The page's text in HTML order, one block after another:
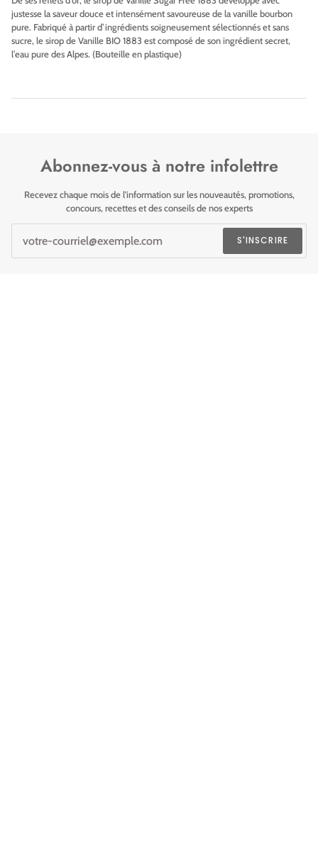
justesse la saveur douce et intensément savoureuse de la vanille bourbon
pure. Fabriqué à partir d’ingrédients soigneusement sélectionnés et sans
sucre, le sirop de Vanille BIO 1883 est composé de son ingrédient secret,
l’eau pure des Alpes. (Bouteille en plastique)
Abonnez-vous à notre infolettre
Recevez chaque mois de l'information sur les nouveautés, promotions,
concours, recettes et des conseils de nos experts
S'INSCRIRE